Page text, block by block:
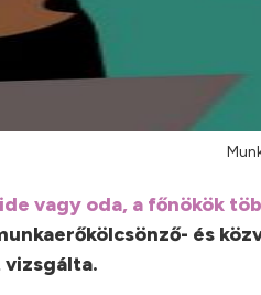
vagy oda, a főnökök
és
vizsgálta.